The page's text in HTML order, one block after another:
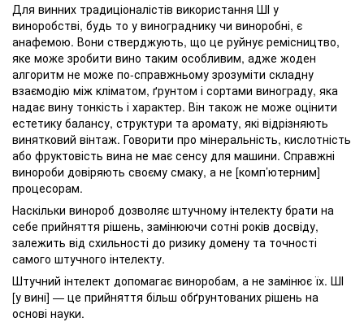
Для винних традиціоналістів використання ШІ у
виноробстві, будь то у винограднику чи виноробні, є
анафемою. Вони стверджують, що це руйнує ремісництво,
яке може зробити вино таким особливим, адже жоден
алгоритм не може по-справжньому зрозуміти складну
взаємодію між кліматом, ґрунтом і сортами винограду, яка
надає вину тонкість і характер. Він також не може оцінити
естетику балансу, структури та аромату, які відрізняють
винятковий вінтаж. Говорити про мінеральність, кислотність
або фруктовість вина не має сенсу для машини. Справжні
винороби довіряють своєму смаку, а не [комп’ютерним]
процесорам.
Наскільки винороб дозволяє штучному інтелекту брати на
себе прийняття рішень, замінюючи сотні років досвіду,
залежить від схильності до ризику домену та точності
самого штучного інтелекту.
Штучний інтелект допомагає виноробам, а не замінює їх. ШІ
[у вині] — це прийняття більш обґрунтованих рішень на
основі науки.